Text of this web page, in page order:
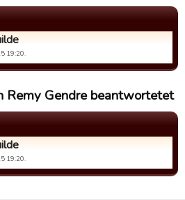
19:20.
Remy Gendre beantwortetet
19:20.